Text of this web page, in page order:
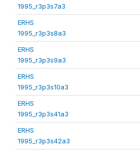
1995_r3p3s7a3
ERHS
1995_r3p3s8a3
ERHS
1995_r3p3s9a3
ERHS
1995_r3p3s10a3
ERHS
1995_r3p3s41a3
ERHS
1995_r3p3s42a3